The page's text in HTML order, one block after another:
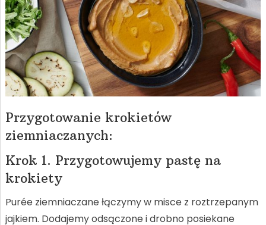
Przygotowanie krokietów
ziemniaczanych:
Krok 1. Przygotowujemy pastę na
krokiety
Purée ziemniaczane łączymy w misce z roztrzepanym
jajkiem. Dodajemy odsączone i drobno posiekane